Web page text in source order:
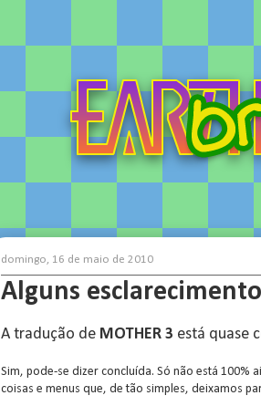
domingo, 16 de maio de 2010
Alguns
A tradução de MOTHER 3 está quase
Sim, pode-se dizer concluída. Só não está 100%
coisas e menus que, de tão simples, deixamos